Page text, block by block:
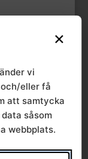
,
×
vi
eller få
att samtycka
såsom
webbplats.